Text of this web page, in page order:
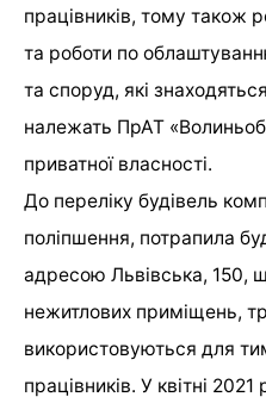
працівників, тому також
та роботи по
та споруд, які
належать ПрАТ
приватної власності.
До переліку будівель
поліпшення, потрапила
адресою Львівська, 150,
нежитлових приміщень,
використовуються для
працівників. У квітні